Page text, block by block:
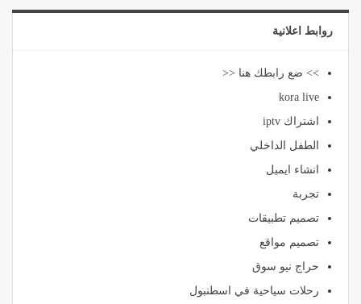
روابط اعلانية
>> ضع رابطك هنا <<
kora live
اشتراك iptv
الطفل الداخلي
انشاء ايميل
تجربة
تصميم تطبيقات
تصميم مواقع
حراج نيو سوق
رحلات سياحية في اسطنبول